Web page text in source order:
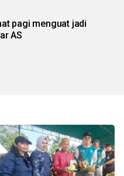
pagi menguat jadi
AS